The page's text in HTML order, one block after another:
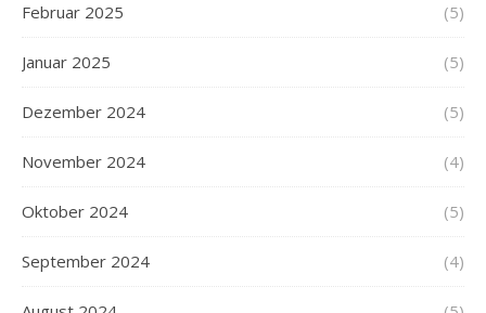
Februar 2025 (5)
Januar 2025 (5)
Dezember 2024 (5)
November 2024 (4)
Oktober 2024 (5)
September 2024 (4)